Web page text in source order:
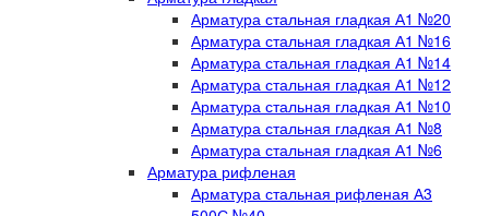
Арматура стальная гладкая А1 №20
Арматура стальная гладкая А1 №16
Арматура стальная гладкая А1 №14
Арматура стальная гладкая А1 №12
Арматура стальная гладкая А1 №10
Арматура стальная гладкая А1 №8
Арматура стальная гладкая А1 №6
Арматура рифленая
Арматура стальная рифленая А3